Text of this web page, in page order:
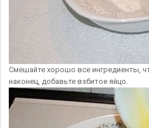
Смешайте хорошо все ингредиенты,
наконец, добавьте взбитое яйцо.